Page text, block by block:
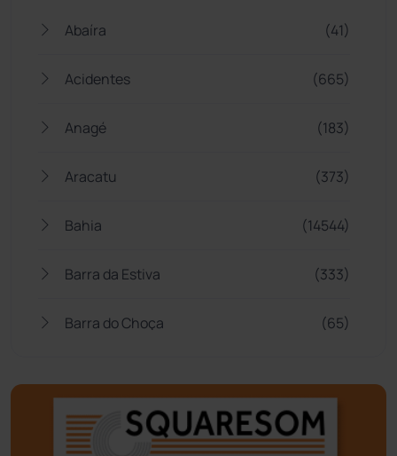
Abaíra (41)
Acidentes (665)
Anagé (183)
Aracatu (373)
Bahia (14544)
Barra da Estiva (333)
Barra do Choça (65)
Bom Jesus da Lapa (505)